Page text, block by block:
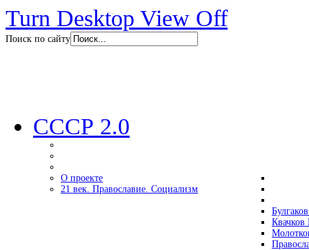
Turn Desktop View Off
Поиск по сайту
СССР 2.0
О проекте
21 век. Православие. Социализм